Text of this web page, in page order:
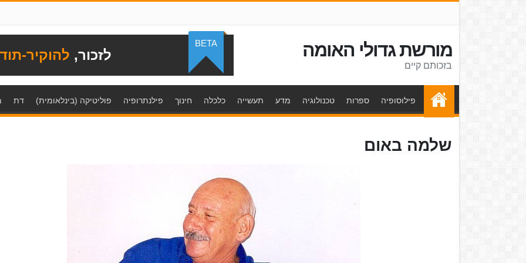
מורשת גדולי האומה
בזכותם קיים
לזכור, להוקיר-
BETA
פילוסופיה ספרות טכנולוגיה מדע תעשייה כלכלה חינוך פילנתרופיה פוליטיקה (בינלאומית) דת
שלמה באום